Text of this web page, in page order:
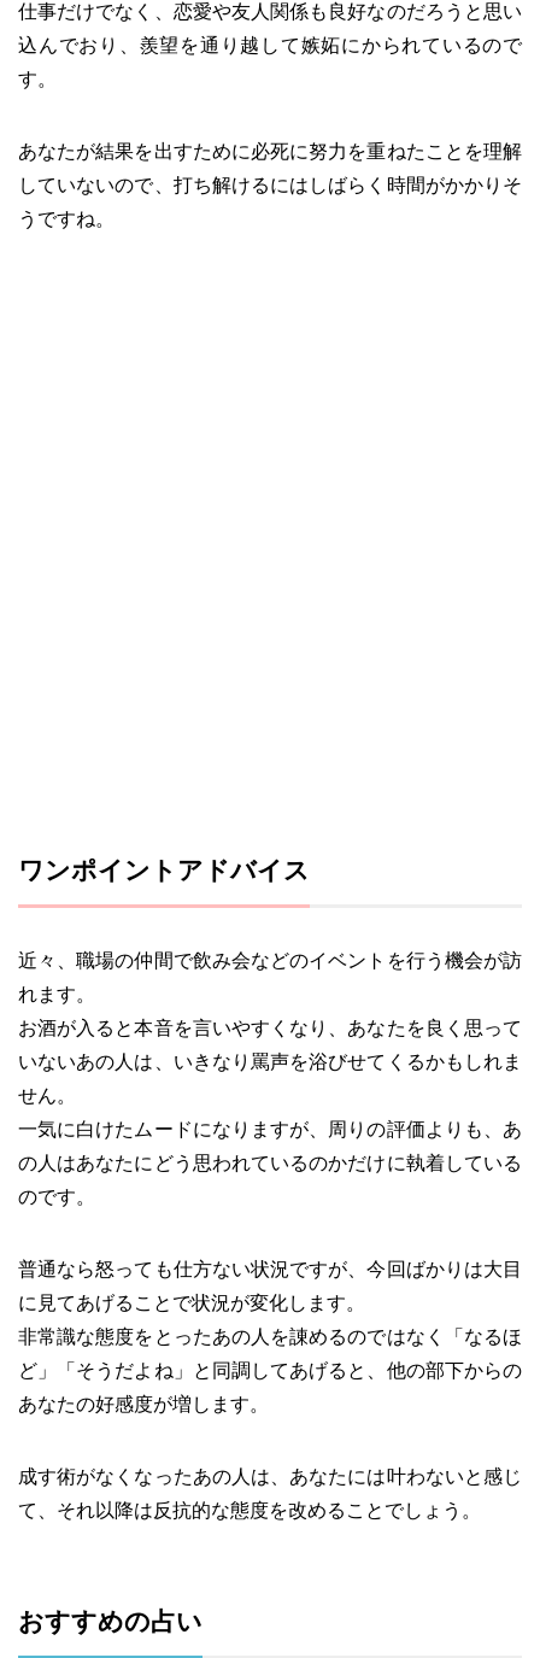
仕事だけでなく、恋愛や友人関係も良好なのだろうと思い
込んでおり、羨望を通り越して嫉妬にかられているので
す。
あなたが結果を出すために必死に努力を重ねたことを理解
していないので、打ち解けるにはしばらく時間がかかりそ
うですね。
ワンポイントアドバイス
近々、職場の仲間で飲み会などのイベントを行う機会が訪
れます。
お酒が入ると本音を言いやすくなり、あなたを良く思って
いないあの人は、いきなり罵声を浴びせてくるかもしれま
せん。
一気に白けたムードになりますが、周りの評価よりも、あ
の人はあなたにどう思われているのかだけに執着している
のです。
普通なら怒っても仕方ない状況ですが、今回ばかりは大目
に見てあげることで状況が変化します。
非常識な態度をとったあの人を諌めるのではなく「なるほ
ど」「そうだよね」と同調してあげると、他の部下からの
あなたの好感度が増します。
成す術がなくなったあの人は、あなたには叶わないと感じ
て、それ以降は反抗的な態度を改めることでしょう。
おすすめの占い